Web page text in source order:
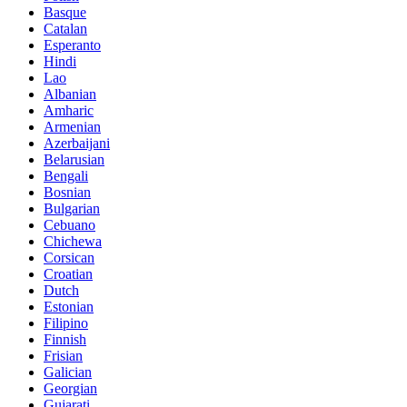
Basque
Catalan
Esperanto
Hindi
Lao
Albanian
Amharic
Armenian
Azerbaijani
Belarusian
Bengali
Bosnian
Bulgarian
Cebuano
Chichewa
Corsican
Croatian
Dutch
Estonian
Filipino
Finnish
Frisian
Galician
Georgian